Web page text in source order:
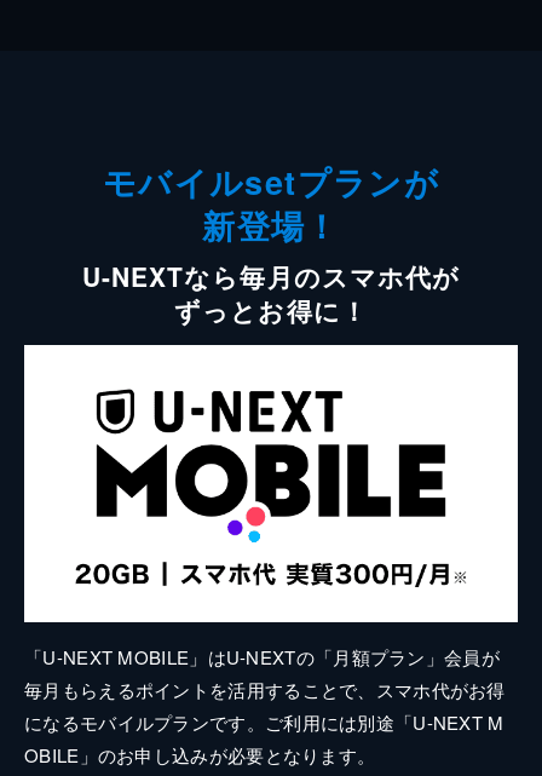
モバイルsetプランが
新登場！
U-NEXTなら毎月のスマホ代が
ずっとお得に！
「U-NEXT MOBILE」はU-NEXTの「月額プラン」会員が
毎月もらえるポイントを活用することで、スマホ代がお得
になるモバイルプランです。ご利用には別途「U-NEXT M
OBILE」のお申し込みが必要となります。